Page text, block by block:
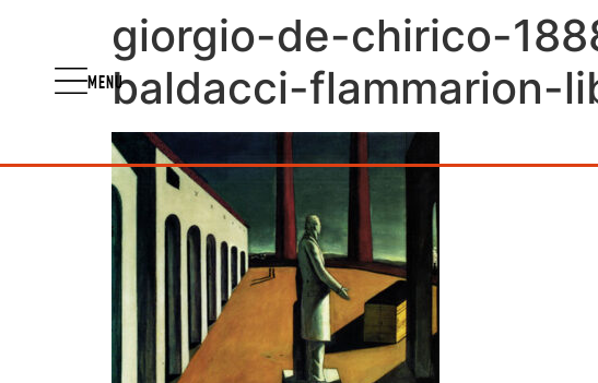
MENU
giorgio-de-chirico-
baldacci-flammarion-